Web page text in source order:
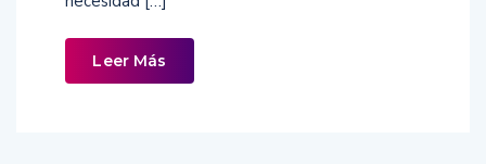
Leer Más